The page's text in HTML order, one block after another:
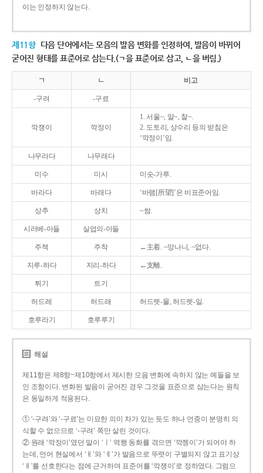
이는 인정하지 않는다.
제11항 다음 단어에서는 모음의 발음 변화를 인정하여, 발음이 바뀌어
굳어진 형태를 표준어로 삼는다.(ㄱ을 표준어로 삼고, ㄴ을 버림.)
ㄱ ㄴ 비고
-구려 -구료
깍쟁이 깍정이
1. 서울~, 알~, 찰~.
2. 도토리, 상수리 등의 받침은
‘깍정이’임.
나무라다 나무래다
미수 미시 미숫-가루.
바라다 바래다 ‘바램[所望]’은 비표준어임.
상추 상치 ~쌈.
시러베-아들 실업의-아들
주책 주착 ←主着. ~망나니, ~없다.
지루-하다 지리-하다 ←支離.
튀기 트기
허드레 허드래 허드렛-물, 허드렛-일.
호루라기 호루루기
해설
제11항은 제8항~제10항에서 제시한 모음 변화에 속하지 않는 예들을 보
인 조항이다. 변화된 발음이 굳어진 경우 그것을 표준으로 삼는다는 원칙
은 동일하게 적용된다.
① ‘-구려’와 ‘-구료’는 미묘한 의미 차가 있는 듯도 하나 언중이 분명히 의
식할 수 없으므로 ‘-구려’ 쪽만 살린 것이다.
② 원래 ‘깍정이’였던 말이 ‘ㅣ’ 역행 동화를 겪으면 ‘깍젱이’가 되어야 하
는데, 언어 현실에서 ‘ㅐ’와 ‘ㅔ’가 발음으로 뚜렷이 구별되지 않고 표기상
‘ㅐ’를 선호한다는 점에 근거하여 표준어를 ‘깍쟁이’로 정하였다. 그럼으